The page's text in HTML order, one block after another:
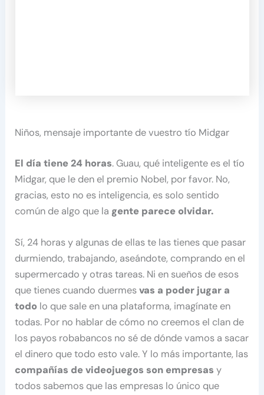
Niños, mensaje importante de vuestro tío Midgar
El día tiene 24 horas. Guau, qué inteligente es el tío
Midgar, que le den el premio Nobel, por favor. No,
gracias, esto no es inteligencia, es solo sentido
común de algo que la gente parece olvidar.
Sí, 24 horas y algunas de ellas te las tienes que pasar
durmiendo, trabajando, aseándote, comprando en el
supermercado y otras tareas. Ni en sueños de esos
que tienes cuando duermesvas a poder jugar a
todo lo que sale en una plataforma, imagínate en
todas. Por no hablar de cómo no creemos el clan de
los payos robabancos no sé de dónde vamos a sacar
el dinero que todo esto vale. Y lo más importante, las
compañías de videojuegos son empresas y
todos sabemos que las empresas lo único que